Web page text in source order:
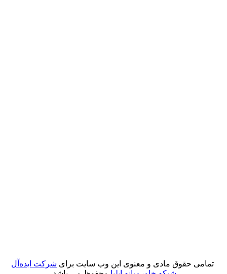
تمامی حقوق مادی و معنوی این وب سایت برای شرکت ایده‌آل